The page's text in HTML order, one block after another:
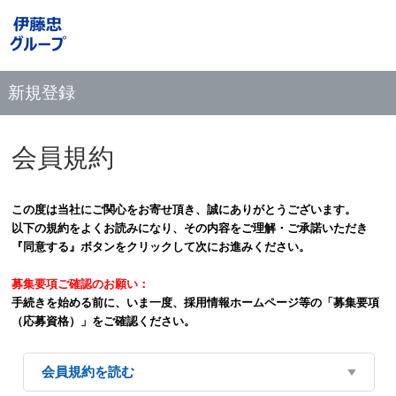
新規登録
会員規約
この度は当社にご関心をお寄せ頂き、誠にありがとうございます。
以下の規約をよくお読みになり、その内容をご理解・ご承諾いただき
『同意する』ボタンをクリックして次にお進みください。
募集要項ご確認のお願い：
手続きを始める前に、いま一度、採用情報ホームページ等の「募集要項
（応募資格）」をご確認ください。
会員規約を読む